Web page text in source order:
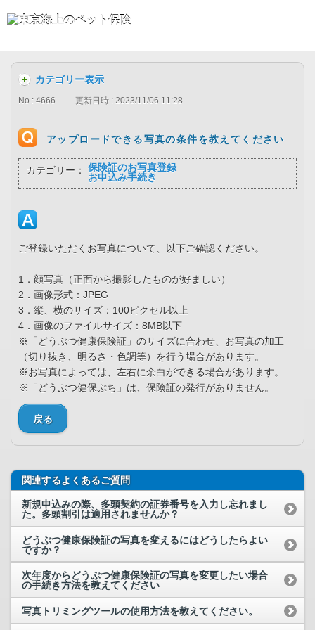
カテゴリー表示
No : 4666 更新日時 : 2023/11/06 11:28
アップロードできる写真の条件を教えてください
カテゴリー：
保険証のお写真登録
お申込み手続き
ご登録いただくお写真について、以下ご確認ください。
1．顔写真（正面から撮影したものが好ましい）
2．画像形式：JPEG
3．縦、横のサイズ：100ピクセル以上
4．画像のファイルサイズ：8MB以下
※「どうぶつ健康保険証」のサイズに合わせ、お写真の加工
（切り抜き、明るさ・色調等）を行う場合があります。
※お写真によっては、左右に余白ができる場合があります。
※「どうぶつ健保ぷち」は、保険証の発行がありません。
戻る
関連するよくあるご質問
新規申込みの際、多頭契約の証券番号を入力し忘れまし
た。多頭割引は適用されませんか？
どうぶつ健康保険証の写真を変えるにはどうしたらよい
ですか？
次年度からどうぶつ健康保険証の写真を変更したい場合
の手続き方法を教えてください
写真トリミングツールの使用方法を教えてください。